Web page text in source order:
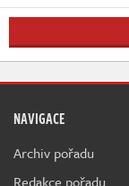
NAVIGACE
Archiv pořadu
Redakce pořadu